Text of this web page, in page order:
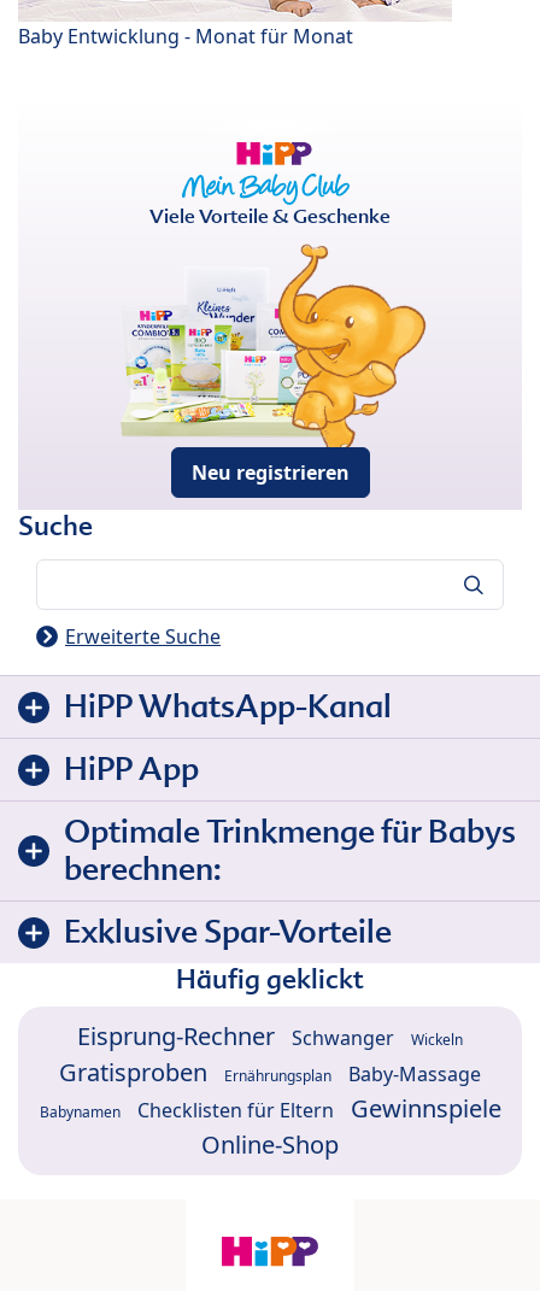
Baby Entwicklung - Monat für Monat
Viele Vorteile & Geschenke
Neu registrieren
Suche
Erweiterte Suche
HiPP WhatsApp-Kanal
HiPP App
Optimale Trinkmenge für Babys
berechnen:
Exklusive Spar-Vorteile
Häufig geklickt
Eisprung-Rechner Schwanger Wickeln
Gratisproben Ernährungsplan Baby-Massage
Babynamen Checklisten für Eltern
Gewinnspiele
Online-Shop